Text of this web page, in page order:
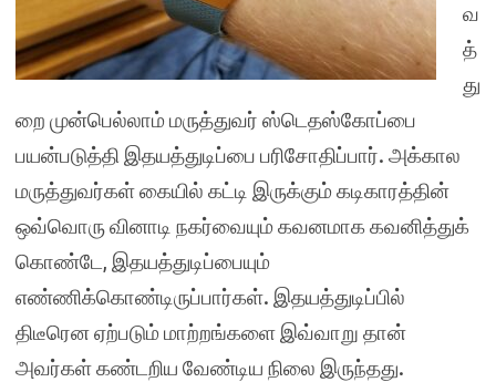
வ
த்
து
றை முன்பெல்லாம் மருத்துவர் ஸ்டெதஸ்கோப்பை
பயன்படுத்தி இதயத்துடிப்பை பரிசோதிப்பார். அக்கால
மருத்துவர்கள் கையில் கட்டி இருக்கும் கடிகாரத்தின்
ஒவ்வொரு வினாடி நகர்வையும் கவனமாக கவனித்துக்
கொண்டே, இதயத்துடிப்பையும்
எண்ணிக்கொண்டிருப்பார்கள். இதயத்துடிப்பில்
திடீரென ஏற்படும் மாற்றங்களை இவ்வாறு தான்
அவர்கள் கண்டறிய வேண்டிய நிலை இருந்தது.